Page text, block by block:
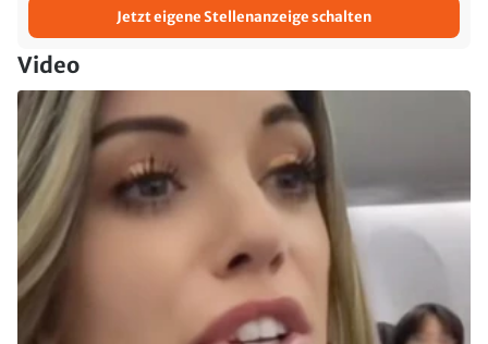
Jetzt eigene Stellenanzeige schalten
Video